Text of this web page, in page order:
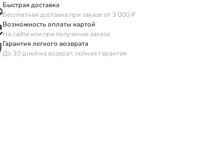
Быстрая доставка
Бесплатная доставка при заказе от 3 000 ₽
Возможность оплаты картой
На сайте или при получении заказа
Гарантия легкого возврата
До 30 дней на возврат, полная гарантия